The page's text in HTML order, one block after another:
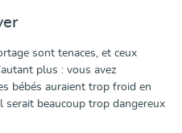
sont tenaces, et ceux
plus : vous avez
bébés auraient trop froid en
serait beaucoup trop dangereux